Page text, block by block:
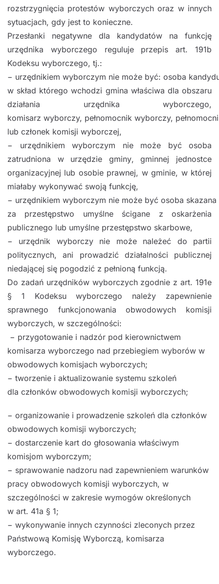
rozstrzygnięcia protestów wyborczych oraz w innych
sytuacjach, gdy jest to konieczne.
Przesłanki negatywne dla kandydatów na funkcję
urzędnika wyborczego reguluje przepis
art. 191b
Kodeksu wyborczego, tj.:
− urzędnikiem wyborczym nie może być: osoba
w skład którego wchodzi gmina właściwa dla obszaru
działania urzędnika wyborczego,
komisarz wyborczy, pełnomocnik wyborczy,
lub członek komisji wyborczej,
−
urzędnikiem wyborczym nie może być osoba
zatrudniona w
urzędzie gminy, gminnej
jednostce
organizacyjnej lub osobie prawnej, w gminie, w której
miałaby wykonywać swoją funkcję,
− urzędnikiem wyborczym nie może być osoba skazana
za
przestępstwo umyślne ścigane z
oskarżenia
publicznego lub umyślne przestępstwo skarbowe,
−
urzędnik wyborczy nie może
należeć do partii
politycznych, ani prowadzić działalności
publicznej
niedającej się pogodzić z pełnioną funkcją.
Do zadań urzędników wyborczych zgodnie z art. 191e
§ 1 Kodeksu wyborczego należy
zapewnienie
sprawnego funkcjonowania obwodowych komisji
wyborczych, w szczególności:
− przygotowanie i nadzór pod kierownictwem
komisarza wyborczego nad przebiegiem wyborów w
obwodowych komisjach wyborczych;
− tworzenie i aktualizowanie systemu szkoleń
dla członków obwodowych komisji wyborczych;
− organizowanie i prowadzenie szkoleń dla członków
obwodowych komisji wyborczych;
− dostarczenie kart do głosowania właściwym
komisjom wyborczym;
− sprawowanie nadzoru nad zapewnieniem warunków
pracy obwodowych komisji wyborczych, w
szczególności w zakresie wymogów określonych
w art. 41a § 1;
− wykonywanie innych czynności zleconych przez
Państwową Komisję Wyborczą, komisarza
wyborczego.